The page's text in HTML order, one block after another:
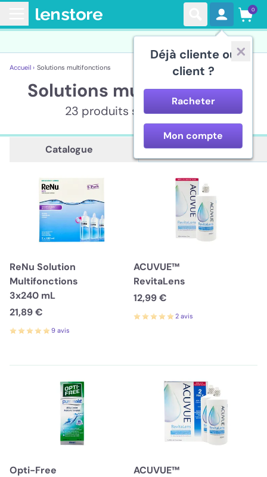
Déjà cliente ou
client ?
Racheter
Mon compte
0
Accueil › Solutions multifonctions
Solutions multifonctions
23 produits sont affichés
Catalogue Description
ReNu Solution
Multifonctions
3x240 mL
21,89 €
9 avis
ACUVUE™
RevitaLens
12,99 €
2 avis
Opti-Free
ACUVUE™